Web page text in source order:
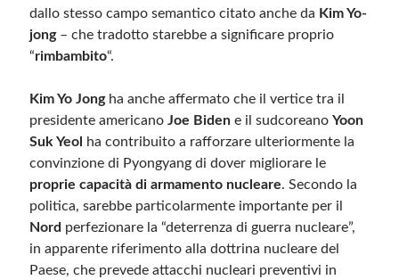
dallo stesso campo semantico citato anche da Kim Yo-
jong– che tradotto starebbe a significare proprio
“rimbambito“.
Kim Yo Jongha anche affermato che il vertice tra il
presidente americanoJoe Biden e il sudcoreanoYoon
Suk Yeol
ha contribuito a rafforzare ulteriormente la
convinzione di Pyongyang di dover migliorare le
proprie capacità di armamento nucleare. Secondo la
politica, sarebbe particolarmente importante per il
Nord perfezionare la “deterrenza di guerra nucleare”,
in apparente riferimento alla dottrina nucleare del
Paese, che prevede attacchi nucleari preventivi in